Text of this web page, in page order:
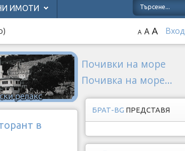
ИМОТИ
Вход
A A A
в
Почивки на море
Почивка на море...
БРАТ-BG ПРЕДСТАВЯ